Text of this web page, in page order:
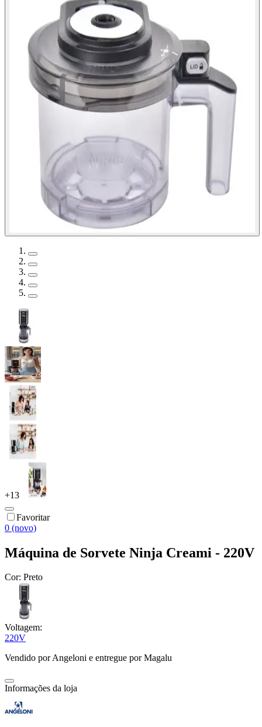
+13
Favoritar
0 (novo)
Máquina de Sorvete Ninja Creami - 220V
Cor: Preto
Voltagem:
220V
Vendido porAngeloni e entregue por Magalu
Informações da loja